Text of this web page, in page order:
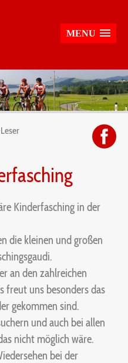
MENU
Kinderfasching in der
die kleinen und großen
an den zahlreichen
freut uns besonders das
gekommen sind.
und auch bei allen
nicht möglich wäre.
bei der